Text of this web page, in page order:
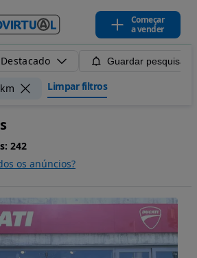
Começar
a vender
Destacado Guardar pesquisa
Limpar filtros
242
os anúncios?